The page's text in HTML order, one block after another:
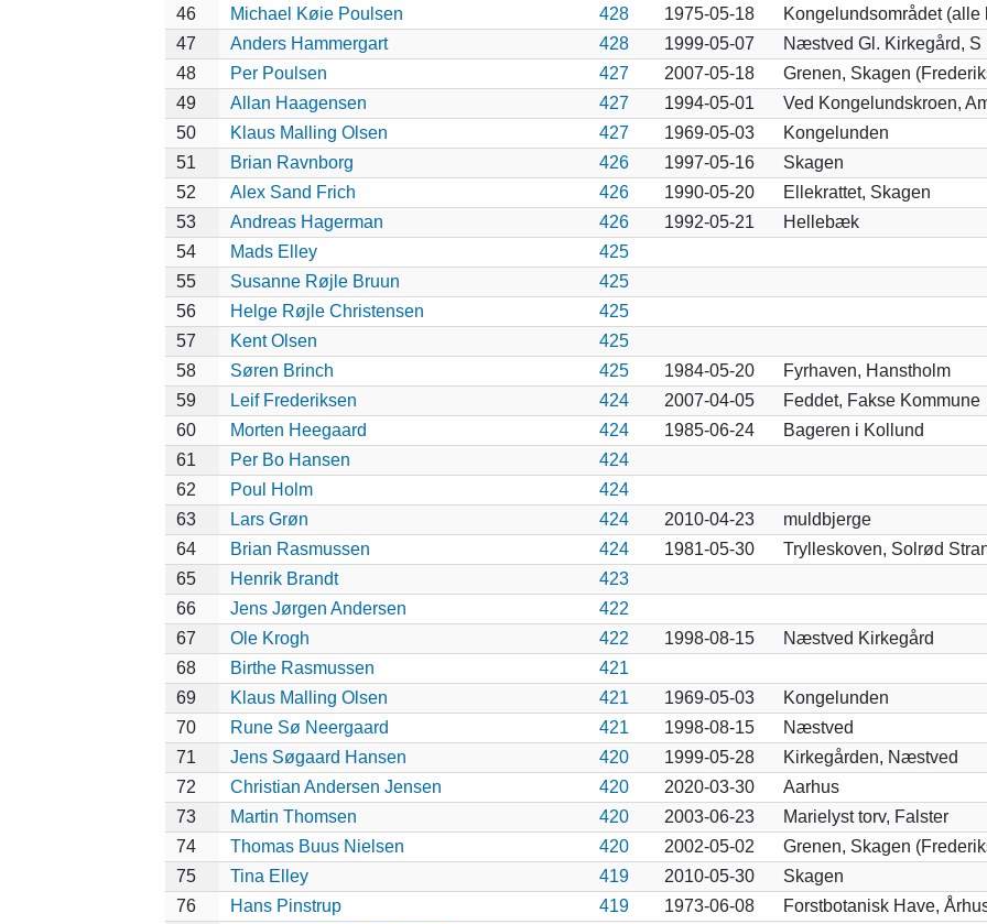
46 Michael Køie Poulsen 428 1975-05-18
Kongelundsområdet
47
Anders Hammergart 428 1999-05-07
Næstved Gl. Kirkegård, S
48
Per Poulsen 427 2007-05-18
Grenen, Skagen
49
Allan Haagensen 427 1994-05-01
Ved Kongelundskroen,
50
Klaus Malling Olsen 427 1969-05-03
Kongelunden
51
Brian Ravnborg 426 1997-05-16
Skagen
52
Alex Sand Frich 426 1990-05-20
Ellekrattet, Skagen
53
Andreas Hagerman 426 1992-05-21
Hellebæk
54
Mads Elley
425
55
Susanne Røjle Bruun
425
56
Helge Røjle Christensen
425
57
Kent Olsen
425
58
Søren Brinch 425 1984-05-20
Fyrhaven, Hanstholm
59
Leif Frederiksen 424 2007-04-05
Feddet, Fakse Kommune
60
Morten Heegaard 424 1985-06-24
Bageren i Kollund
61
Per Bo Hansen
424
62
Poul Holm
424
63
Lars Grøn 424 2010-04-23
muldbjerge
64
Brian Rasmussen 424 1981-05-30
Trylleskoven, Solrød
65
Henrik Brandt
423
66
Jens Jørgen Andersen
422
67
Ole Krogh 422 1998-08-15
Næstved Kirkegård
68
Birthe Rasmussen
421
69
Klaus Malling Olsen 421 1969-05-03
Kongelunden
70
Rune Sø Neergaard 421 1998-08-15
Næstved
71
Jens Søgaard Hansen 420 1999-05-28
Kirkegården, Næstved
72
Christian Andersen Jensen 420 2020-03-30
Aarhus
73
Martin Thomsen 420 2003-06-23
Marielyst torv, Falster
74
Thomas Buus Nielsen 420 2002-05-02
Grenen, Skagen
75
Tina Elley 419 2010-05-30
Skagen
76
Hans Pinstrup 419 1973-06-08
Forstbotanisk Have,